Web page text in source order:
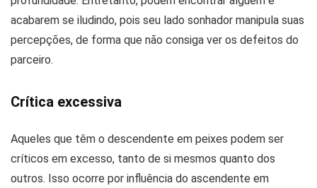
acabarem se iludindo, pois seu lado sonhador manipula suas
percepções, de forma que não consiga ver os defeitos do
parceiro.
Crítica excessiva
Aqueles que têm o descendente em peixes podem ser
críticos em excesso, tanto de si mesmos quanto dos
outros. Isso ocorre por influência do ascendente em